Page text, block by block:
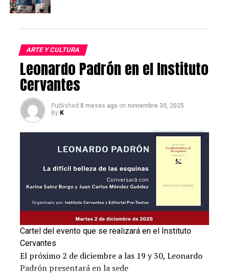
© Emilio Morales
Voces latinoamericanas
La lista pronostica un segundo “boom” de la
ficción latinoamericana, con escritores que
representan aBrasil, Argentina, Perú y
Venezuela.
quedan impresionados por la calidad de la
escritura proveniente de ese continente. Cuando
ARTE Y CULTURA
Leonardo Padrón en el Instituto
Cervantes
Published 8 meses ago on noviembre 30, 2025
By K
Cartel del evento que se realizará en el Instituto
Cervantes
El próximo 2 de diciembre a las 19 y 30, Leonardo
Padrón presentará en la sede